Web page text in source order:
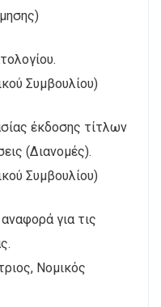
Συμβουλίου)
έκδοσης τίτλων
(Διανομές).
Συμβουλίου)
για τις
Νομικός